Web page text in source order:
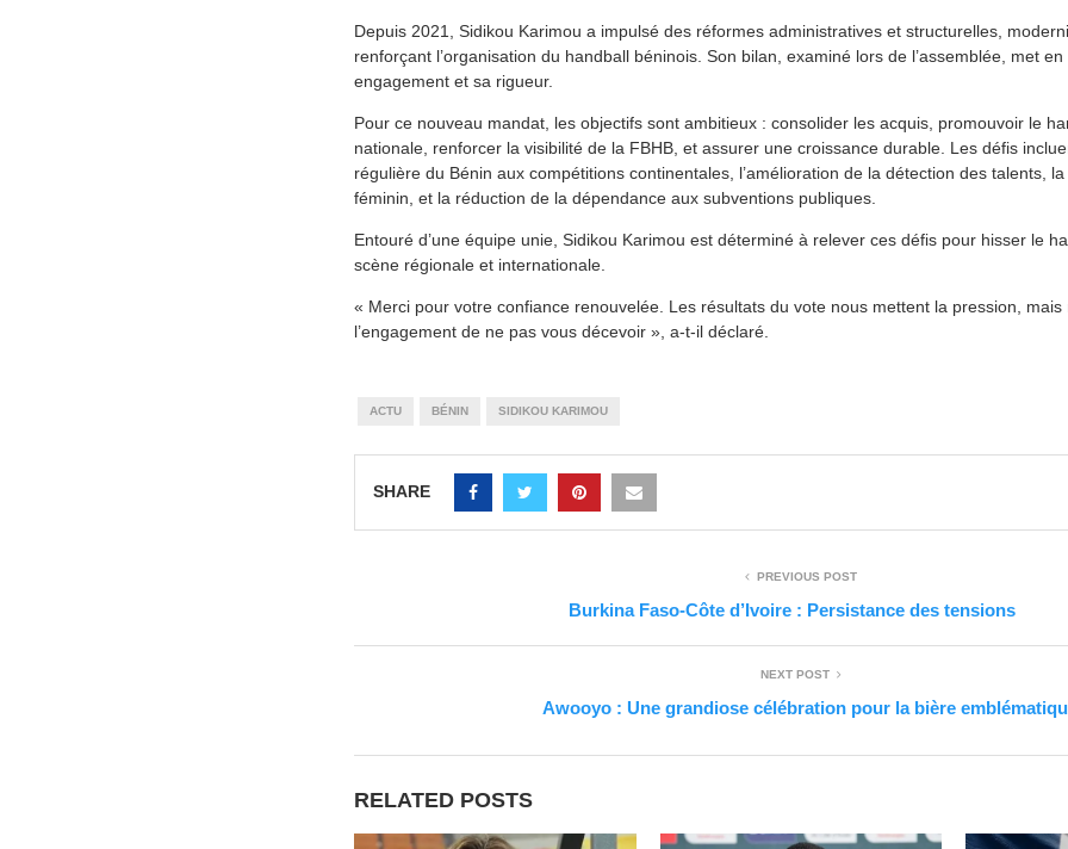
Depuis 2021, Sidikou Karimou a impulsé des réformes administratives et structurelles,
renforçant l’organisation du handball béninois. Son bilan, examiné lors de l’assemblée, met
engagement et sa rigueur.
Pour ce nouveau mandat, les objectifs sont ambitieux : consolider les acquis, promouvoir le
nationale, renforcer la visibilité de la FBHB, et assurer une croissance durable. Les défis
régulière du Bénin aux compétitions continentales, l’amélioration de la détection des talents,
féminin, et la réduction de la dépendance aux subventions publiques.
Entouré d’une équipe unie, Sidikou Karimou est déterminé à relever ces défis pour hisser le
scène régionale et internationale.
« Merci pour votre confiance renouvelée. Les résultats du vote nous mettent la pression, mais
l’engagement de ne pas vous décevoir », a-t-il déclaré.
ACTU BÉNIN SIDIKOU KARIMOU
SHARE
PREVIOUS POST
Burkina Faso-Côte d’Ivoire : Persistance des tensions
NEXT POST
Awooyo : Une grandiose célébration pour la bière
RELATED POSTS